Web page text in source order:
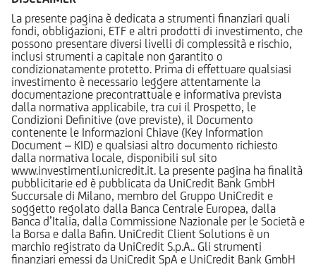
La presente pagina è dedicata a strumenti finanziari quali
fondi, obbligazioni, ETF e altri prodotti di investimento, che
possono presentare diversi livelli di complessità e rischio,
inclusi strumenti a capitale non garantito o
condizionatamente protetto. Prima di effettuare qualsiasi
investimento è necessario leggere attentamente la
documentazione precontrattuale e informativa prevista
dalla normativa applicabile, tra cui il Prospetto, le
Condizioni Definitive (ove previste), il Documento
contenente le Informazioni Chiave (Key Information
Document – KID) e qualsiasi altro documento richiesto
dalla normativa locale, disponibili sul sito
www.investimenti.unicredit.it. La presente pagina ha finalità
pubblicitarie ed è pubblicata da UniCredit Bank GmbH
Succursale di Milano, membro del Gruppo UniCredit e
soggetto regolato dalla Banca Centrale Europea, dalla
Banca d’Italia, dalla Commissione Nazionale per le Società e
la Borsa e dalla Bafin. UniCredit Client Solutions è un
marchio registrato da UniCredit S.p.A.. Gli strumenti
finanziari emessi da UniCredit SpA e UniCredit Bank GmbH